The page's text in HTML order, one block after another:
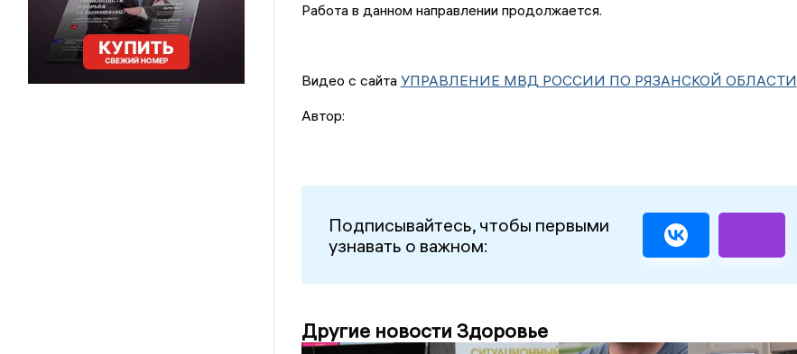
Работа в данном направлении продолжается.
Видео с сайта УПРАВЛЕНИЕ МВД РОССИИ ПО РЯЗАНСКОЙ ОБЛАСТИ
Автор:
Подписывайтесь, чтобы первыми
узнавать о важном:
Другие новости Здоровье